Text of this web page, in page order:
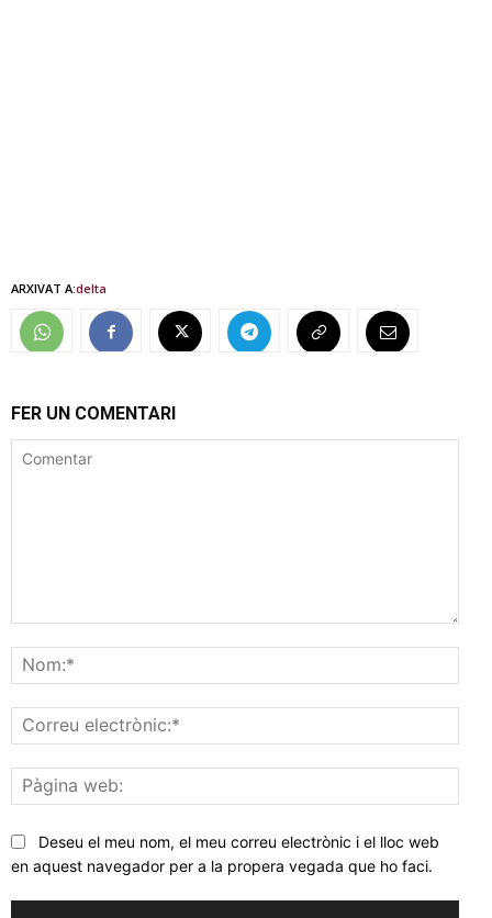
ARXIVAT A:delta
FER UN COMENTARI
web:
Deseu el meu nom, el meu correu electrònic i el lloc web
en aquest navegador per a la propera vegada que ho faci.